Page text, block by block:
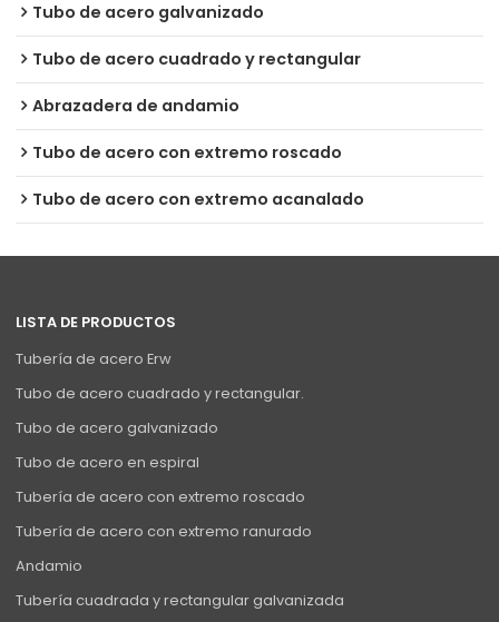
Tubo de acero galvanizado
Tubo de acero cuadrado y rectangular
Abrazadera de andamio
Tubo de acero con extremo roscado
Tubo de acero con extremo acanalado
LISTA DE PRODUCTOS
Tubería de acero Erw
Tubo de acero cuadrado y rectangular.
Tubo de acero galvanizado
Tubo de acero en espiral
Tubería de acero con extremo roscado
Tubería de acero con extremo ranurado
Andamio
Tubería cuadrada y rectangular galvanizada